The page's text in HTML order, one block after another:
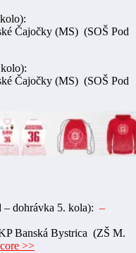
Čajočky (MS) (SOŠ Pod
Čajočky (MS) (SOŠ Pod
– dohrávka 5. kola): –
Banská Bystrica (ZŠ M.
>>